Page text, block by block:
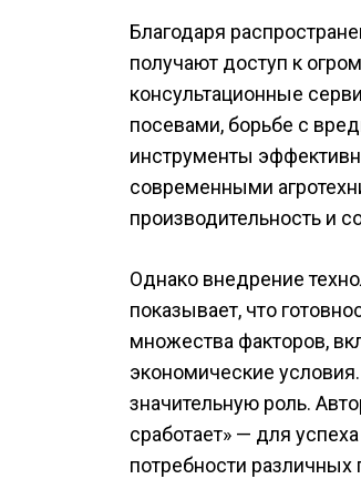
Благодаря
получают доступ к
консультационные
посевами, борьбе с
инструменты
современными
производительность и
Однако внедрение
показывает, что
множества факторов,
экономические
значительную роль.
сработает» — для
потребности различных